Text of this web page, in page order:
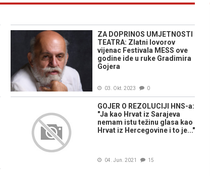
ZA DOPRINOS UMJETNOSTI
TEATRA: Zlatni lovorov
vijenac Festivala MESS ove
godine ide u ruke Gradimira
Gojera
03. Okt. 2023 0
GOJER O REZOLUCIJI HNS-a:
"Ja kao Hrvat iz Sarajeva
nemam istu težinu glasa kao
Hrvat iz Hercegovine i to je..."
04. Jun. 2021 15